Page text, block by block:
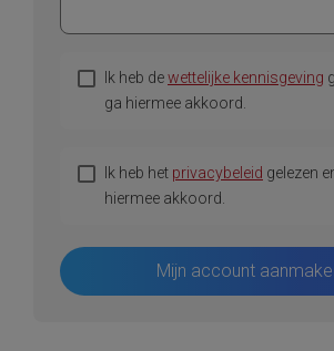
Ik heb dewettelijke kennisgeving
ga hiermee akkoord.
Ik heb het privacybeleid gelezen
hiermee akkoord.
Mijn account